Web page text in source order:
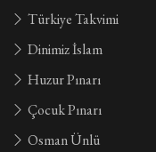
Türkiye Takvimi
Dinimiz İslam
Huzur Pınarı
Çocuk Pınarı
Osman Ünlü